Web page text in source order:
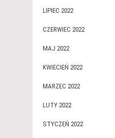
LIPIEC 2022
CZERWIEC 2022
MAJ 2022
KWIECIEŃ 2022
MARZEC 2022
LUTY 2022
STYCZEŃ 2022